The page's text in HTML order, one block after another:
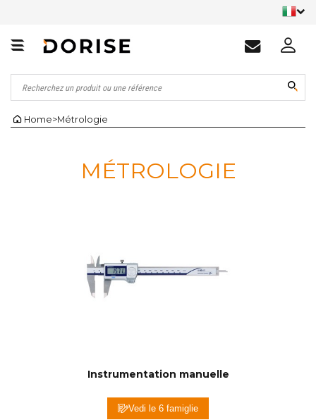
Home>Métrologie
MÉTROLOGIE
Instrumentation manuelle
Vedi le 6 famiglie